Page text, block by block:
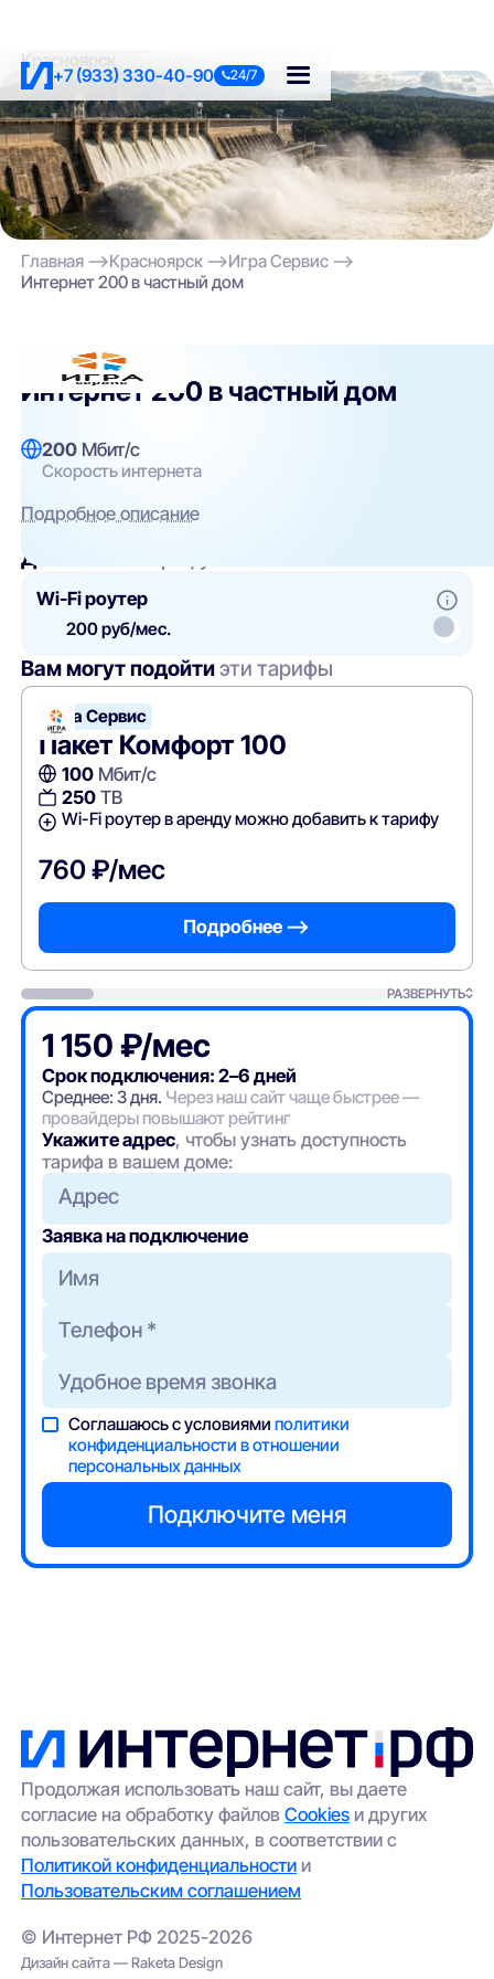
+7 (933) 330-40-90 24/7
Красноярск
Главная Красноярск
Игра Сервис
Интернет 200 в частный дом
Игра Сервис
Интернет 200 в частный дом
200 Мбит/с
Скорость интернета
Подробное описание
Добавить
Wi-Fi роутер
200 руб/мес.
Вам могут подойтиэти тарифы
Игра Сервис
Пакет Комфорт 100
100Мбит/с
250ТВ
Wi-Fi роутер в аренду можно добавить к тарифу
760 ₽/мес
Подробнее —>
РАЗВЕРНУТЬ
1 150 ₽/мес
Срок подключения: 2–6 дней
Среднее: 3 дня. Через наш сайт чаще быстрее —
провайдеры повышают рейтинг
Укажите адрес, чтобы узнать доступность
тарифа в вашем доме:
Адрес
Заявка на подключение
Соглашаюсь с условиямиполитики
конфиденциальности в отношении
персональных данных
Продолжая использовать наш сайт, вы даете
согласие на обработку файловCookies и других
пользовательских данных, в соответствии с
Политикой конфиденциальности и
Пользовательским соглашением
© Интернет РФ 2025-2026
Дизайн сайта — Raketa Design